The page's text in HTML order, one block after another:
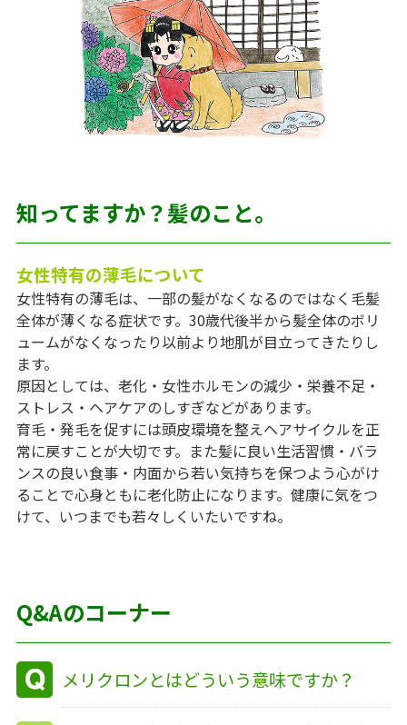
知ってますか？髪のこと。
女性特有の薄毛について
女性特有の薄毛は、一部の髪がなくなるのではなく毛髪
全体が薄くなる症状です。30歳代後半から髪全体のボリ
ュームがなくなったり以前より地肌が目立ってきたりし
ます。
原因としては、老化・女性ホルモンの減少・栄養不足・
ストレス・ヘアケアのしすぎなどがあります。
育毛・発毛を促すには頭皮環境を整えヘアサイクルを正
常に戻すことが大切です。また髪に良い生活習慣・バラ
ンスの良い食事・内面から若い気持ちを保つよう心がけ
ることで心身ともに老化防止になります。健康に気をつ
けて、いつまでも若々しくいたいですね。
Q&Aのコーナー
メリクロンとはどういう意味ですか？